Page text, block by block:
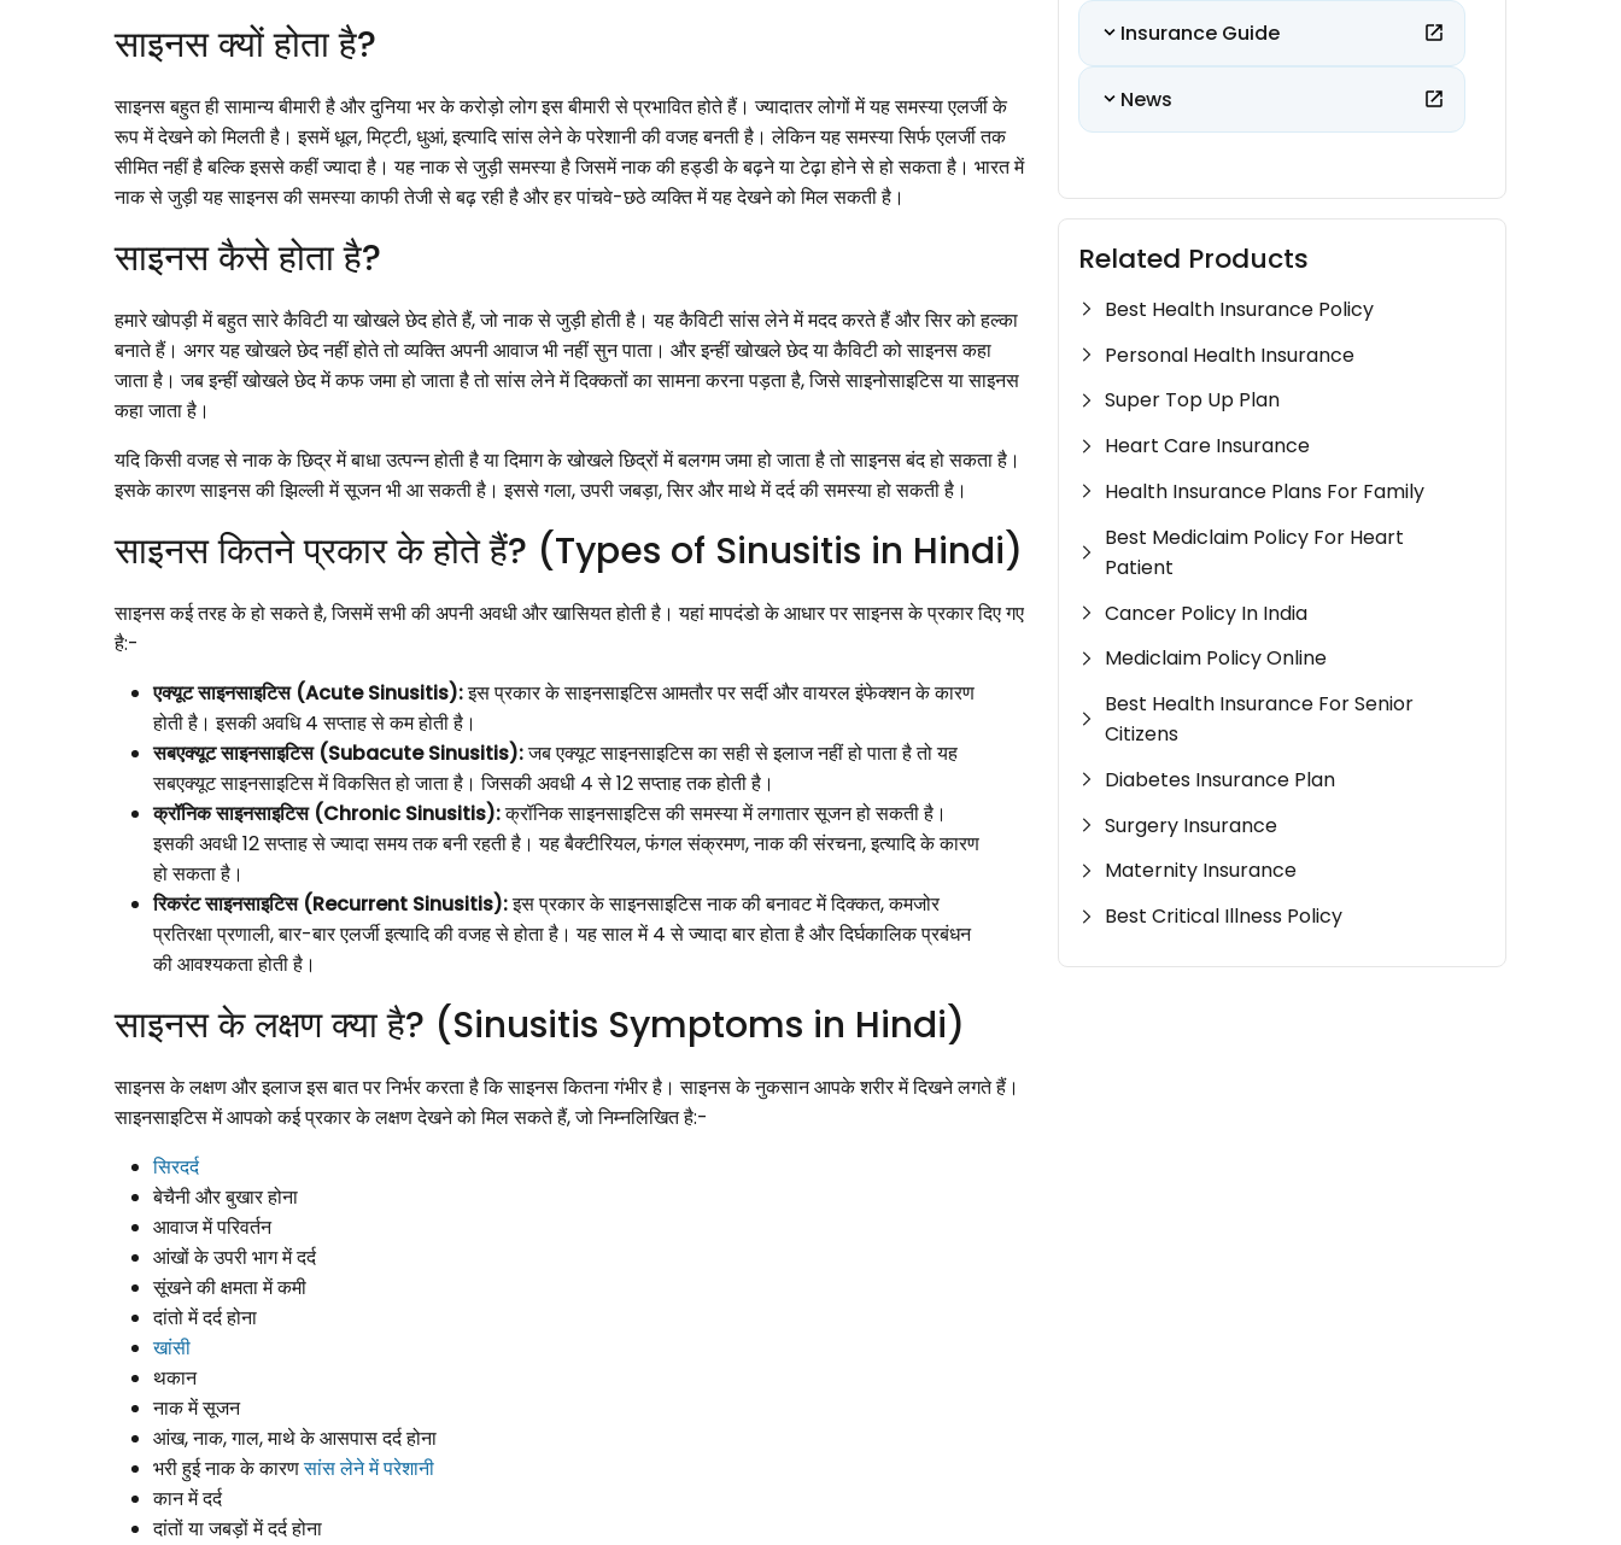
साइनस क्यों होता है?
साइनस बहुत ही सामान्य बीमारी है और दुनिया भर के करोड़ो लोग इस बीमारी से प्रभावित होते हैं। ज्यादातर लोगों में यह समस्या एलर्जी के
रूप में देखने को मिलती है। इसमें धूल, मिट्टी, धुआं, इत्यादि सांस लेने के परेशानी की वजह बनती है। लेकिन यह समस्या सिर्फ एलर्जी तक
सीमित नहीं है बल्कि इससे कहीं ज्यादा है। यह नाक से जुड़ी समस्या है जिसमें नाक की हड्डी के बढ़ने या टेढ़ा होने से हो सकता है। भारत में
नाक से जुड़ी यह साइनस की समस्या काफी तेजी से बढ़ रही है और हर पांचवे-छठे व्यक्ति में यह देखने को मिल सकती है।
साइनस कैसे होता है?
हमारे खोपड़ी में बहुत सारे कैविटी या खोखले छेद होते हैं, जो नाक से जुड़ी होती है। यह कैविटी सांस लेने में मदद करते हैं और सिर को हल्का
बनाते हैं। अगर यह खोखले छेद नहीं होते तो व्यक्ति अपनी आवाज भी नहीं सुन पाता। और इन्हीं खोखले छेद या कैविटी को साइनस कहा
जाता है। जब इन्हीं खोखले छेद में कफ जमा हो जाता है तो सांस लेने में दिक्कतों का सामना करना पड़ता है, जिसे साइनोसाइटिस या साइनस
कहा जाता है।
यदि किसी वजह से नाक के छिद्र में बाधा उत्पन्न होती है या दिमाग के खोखले छिद्रों में बलगम जमा हो जाता है तो साइनस बंद हो सकता है।
इसके कारण साइनस की झिल्ली में सूजन भी आ सकती है। इससे गला, उपरी जबड़ा, सिर और माथे में दर्द की समस्या हो सकती है।
साइनस कितने प्रकार के होते हैं? (Types of Sinusitis in Hindi)
साइनस कई तरह के हो सकते है, जिसमें सभी की अपनी अवधी और खासियत होती है। यहां मापदंडो के आधार पर साइनस के प्रकार दिए गए
है:-
एक्यूट साइनसाइटिस (Acute Sinusitis):इस प्रकार के साइनसाइटिस आमतौर पर सर्दी और वायरल इंफेक्शन के कारण
होती है। इसकी अवधि 4 सप्ताह से कम होती है।
सबएक्यूट साइनसाइटिस (Subacute Sinusitis):जब एक्यूट साइनसाइटिस का सही से इलाज नहीं हो पाता है तो यह
सबएक्यूट साइनसाइटिस में विकसित हो जाता है। जिसकी अवधी 4 से 12 सप्ताह तक होती है।
क्रॉनिक साइनसाइटिस (Chronic Sinusitis):क्रॉनिक साइनसाइटिस की समस्या में लगातार सूजन हो सकती है।
इसकी अवधी 12 सप्ताह से ज्यादा समय तक बनी रहती है। यह बैक्टीरियल, फंगल संक्रमण, नाक की संरचना, इत्यादि के कारण
हो सकता है।
रिकरंट साइनसाइटिस (Recurrent Sinusitis):इस प्रकार के साइनसाइटिस नाक की बनावट में दिक्कत, कमजोर
प्रतिरक्षा प्रणाली, बार-बार एलर्जी इत्यादि की वजह से होता है। यह साल में 4 से ज्यादा बार होता है और दिर्घकालिक प्रबंधन
की आवश्यकता होती है।
साइनस के लक्षण क्या है? (Sinusitis Symptoms in Hindi)
साइनस के लक्षण और इलाज इस बात पर निर्भर करता है कि साइनस कितना गंभीर है। साइनस के नुकसान आपके शरीर में दिखने लगते हैं।
साइनसाइटिस में आपको कई प्रकार के लक्षण देखने को मिल सकते हैं, जो निम्नलिखित है:-
सिरदर्द
बेचैनी और बुखार होना
आवाज में परिवर्तन
आंखों के उपरी भाग में दर्द
सूंखने की क्षमता में कमी
दांतो में दर्द होना
खांसी
थकान
नाक में सूजन
आंख, नाक, गाल, माथे के आसपास दर्द होना
भरी हुई नाक के कारणसांस लेने में परेशानी
कान में दर्द
दांतों या जबड़ों में दर्द होना
Insurance Guide
News
Related Products
Best Health Insurance Policy
Personal Health Insurance
Super Top Up Plan
Heart Care Insurance
Health Insurance Plans For Family
Best Mediclaim Policy For Heart
Patient
Cancer Policy In India
Mediclaim Policy Online
Best Health Insurance For Senior
Citizens
Diabetes Insurance Plan
Surgery Insurance
Maternity Insurance
Best Critical Illness Policy